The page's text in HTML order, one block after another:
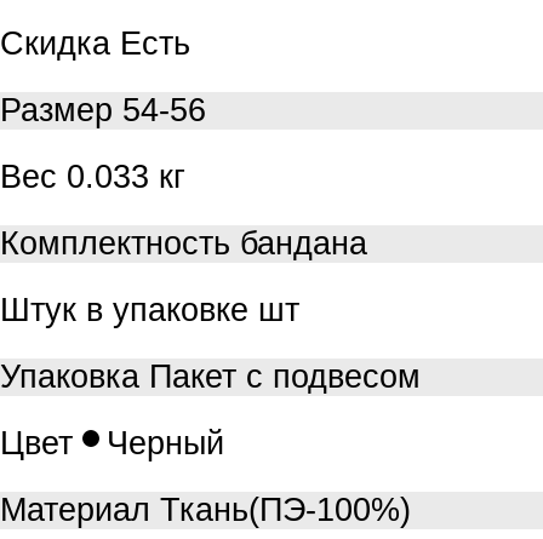
Скидка Есть
Размер 54-56
Вес 0.033 кг
Комплектность бандана
Штук в упаковке шт
Упаковка Пакет с подвесом
Цвет
Черный
Материал Ткань(ПЭ-100%)